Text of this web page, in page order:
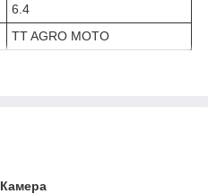
6.4
TT AGRO MOTO
Камера